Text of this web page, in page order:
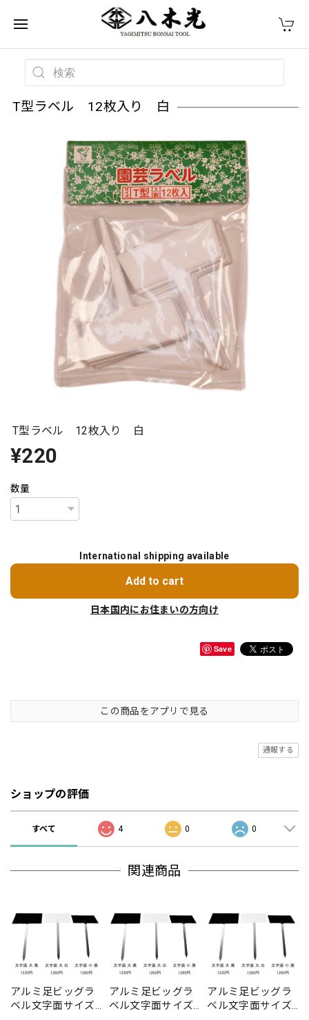
T型ラベル 12枚入り 白
T型ラベル 12枚入り 白
¥220
数量
International shipping available
Add to cart
日本国内にお住まいの方向け
Save
この商品をアプリで見る
通報する
ショップの評価
すべて 4 0 0
関連商品
アルミ足ビッグラ
ベル文字面サイズ
アルミ足ビッグラ
ベル文字面サイズ
アルミ足ビッグラ
ベル文字面サイズ